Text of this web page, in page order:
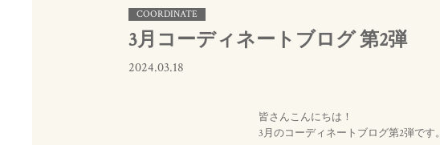
COORDINATE
3月コーディネートブログ 第2弾
2024.03.18
皆さんこんにちは！
3月のコーディネートブログ第2弾です。